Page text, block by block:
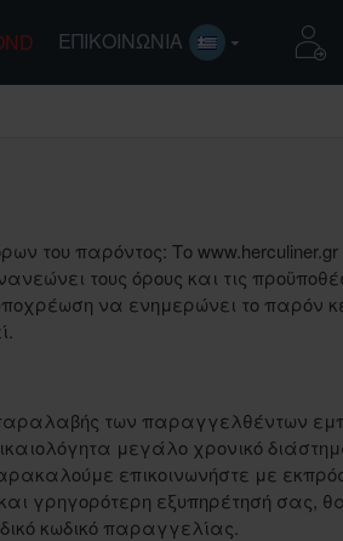
ΕΠΙΚΟΙΝΩΝΊΑ
του παρόντος: Το
τους όρους και τις
να ενημερώνει το παρόν
των παραγγελθέντων
μεγάλο χρονικό
επικοινωνήστε με
γρηγορότερη εξυπηρέτησή σας,
κωδικό παραγγελίας.